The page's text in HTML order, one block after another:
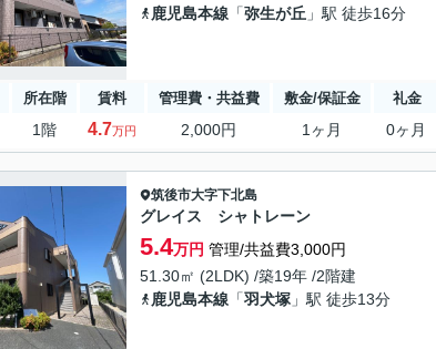
鹿児島本線 「弥生が丘 」駅 徒歩16分
所在階 賃料 管理費・共益費 敷金/保証金 礼金
1階 4.7万円 2,000円 1ヶ月 0ヶ月
筑後市大字下北島
グレイス シャトレーン
5.4万円 管理/共益費3,000円
51.30㎡ (2LDK) /築19年 /2階建
鹿児島本線 「羽犬塚 」駅 徒歩13分